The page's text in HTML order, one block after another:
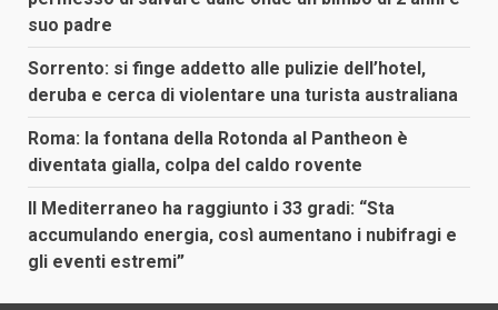
suo padre
Sorrento: si finge addetto alle pulizie dell’hotel,
deruba e cerca di violentare una turista australiana
Roma: la fontana della Rotonda al Pantheon è
diventata gialla, colpa del caldo rovente
Il Mediterraneo ha raggiunto i 33 gradi: “Sta
accumulando energia, così aumentano i nubifragi e
gli eventi estremi”